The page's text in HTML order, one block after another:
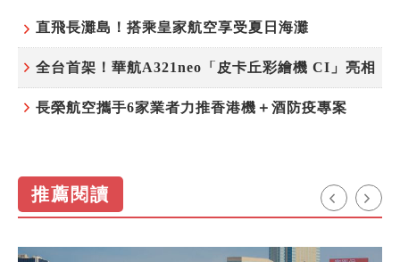
直飛長灘島！搭乘皇家航空享受夏日海灘
全台首架！華航A321neo「皮卡丘彩繪機 CI」亮相
長榮航空攜手6家業者力推香港機＋酒防疫專案
推薦閱讀